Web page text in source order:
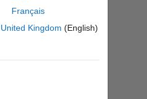
Français
United Kingdom (English)